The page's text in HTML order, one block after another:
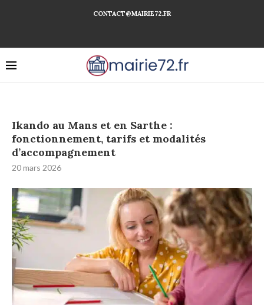
CONTACT@MAIRIE72.FR
Ikando au Mans et en Sarthe :
fonctionnement, tarifs et modalités
d’accompagnement
20 mars 2026